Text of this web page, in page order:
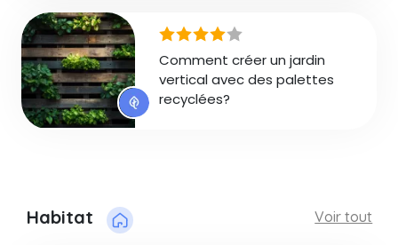
Comment créer un jardin
vertical avec des palettes
recyclées?
Habitat Voir tout